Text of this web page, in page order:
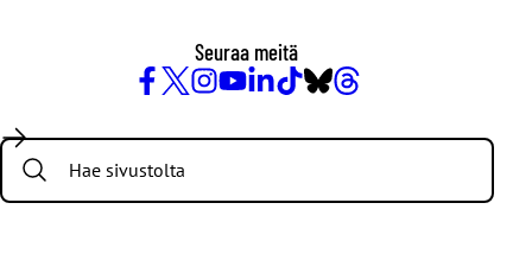
Seuraa meitä
/
Twitter
Search: